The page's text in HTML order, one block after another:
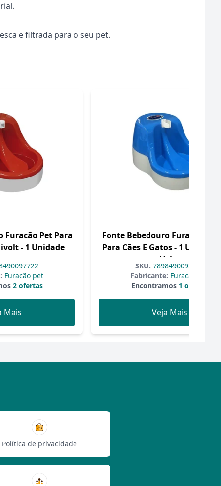
e filtrada para o seu pet.
Furacão Pet Para
- 1 Unidade
Furacão pet
2 ofertas
Mais
Fonte Bebedouro Furacão Pet
Para Cães E Gatos - 1 Unidade
Volts
SKU: 7898490092338
Fabricante: Furacão pet
Encontramos1 ofertas
Veja Mais
Política de privacidade